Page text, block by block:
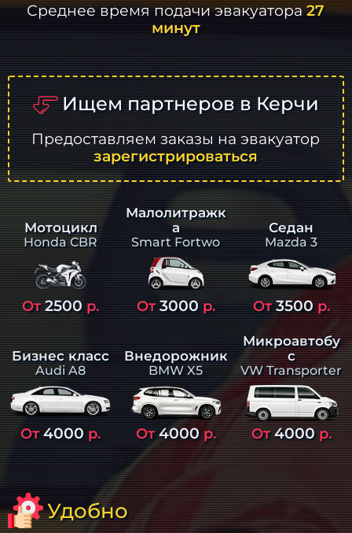
Среднее время подачи эвакуатора27
минут
Ищем партнеров в Керчи
Предоставляем заказы на эвакуатор
зарегистрироваться
Мотоцикл
Honda CBR
От2500р.
Малолитражк
а
Smart Fortwo
От3000р.
Седан
Mazda 3
От3500р.
Бизнес класс
Audi A8
От4000 р.
Внедорожник
BMW X5
От4000р.
Микроавтобу
с
VW Transporter
От4000р.
Удобно